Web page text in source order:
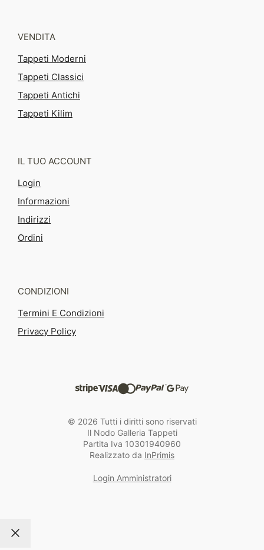
VENDITA
Tappeti Moderni
Tappeti Classici
Tappeti Antichi
Tappeti Kilim
IL TUO ACCOUNT
Login
Informazioni
Indirizzi
Ordini
CONDIZIONI
Termini E Condizioni
Privacy Policy
© 2026 Tutti i diritti sono riservati
Il Nodo Galleria Tappeti
Partita Iva 10301940960
Realizzato da InPrimis
Login Amministratori